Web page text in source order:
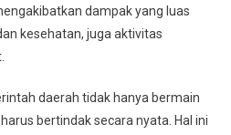
dampak yang luas
kesehatan, juga aktivitas
daerah tidak hanya bermain
bertindak secara nyata. Hal ini